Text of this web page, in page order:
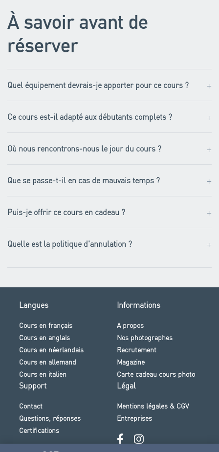
À savoir avant de
réserver
Quel équipement devrais-je apporter pour ce cours ? +
Ce cours est-il adapté aux débutants complets ? +
Où nous rencontrons-nous le jour du cours ? +
Que se passe-t-il en cas de mauvais temps ? +
Puis-je offrir ce cours en cadeau ? +
Quelle est la politique d'annulation ? +
Langues
Cours en français
Cours en anglais
Cours en néerlandais
Cours en allemand
Cours en italien
Informations
A propos
Nos photographes
Recrutement
Magazine
Carte cadeau cours photo
Support
Contact
Questions, réponses
Certifications
Légal
Mentions légales & CGV
Entreprises